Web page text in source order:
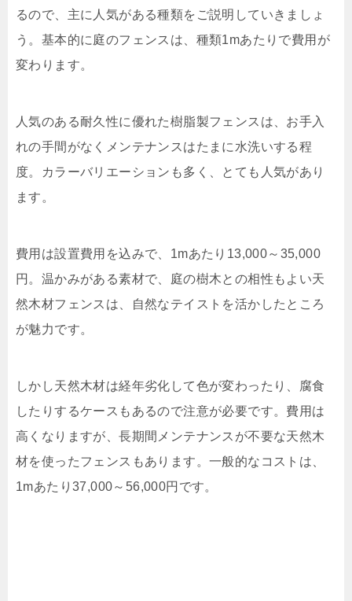
るので、主に人気がある種類をご説明していきましょ
う。基本的に庭のフェンスは、種類1mあたりで費用が
変わります。
人気のある耐久性に優れた樹脂製フェンスは、お手入
れの手間がなくメンテナンスはたまに水洗いする程
度。カラーバリエーションも多く、とても人気があり
ます。
費用は設置費用を込みで、 1mあたり 13,000～ 35,000
円。温かみがある素材で、庭の樹木との相性もよい天
然木材フェンスは、自然なテイストを活かしたところ
が魅力です。
しかし天然木材は経年劣化して色が変わったり、腐食
したりするケースもあるので注意が必要です。費用は
高くなりますが、長期間メンテナンスが不要な天然木
材を使ったフェンスもあります。一般的なコストは、
1mあたり37,000～ 56,000円です。